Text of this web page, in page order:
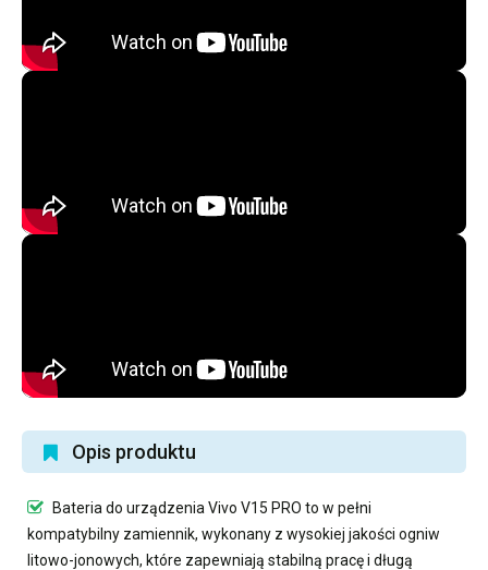
Opis produktu
Bateria do urządzenia Vivo V15 PRO to w pełni
kompatybilny zamiennik, wykonany z wysokiej jakości ogniw
litowo-jonowych, które zapewniają stabilną pracę i długą